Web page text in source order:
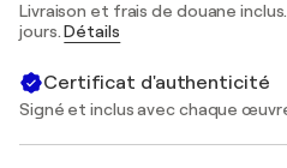
Livraison et frais de douane
jours.Détails
Certificat d'authenticité
Signé et inclus avec chaque